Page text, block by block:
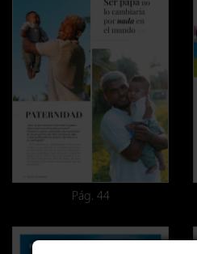
Pág. 44